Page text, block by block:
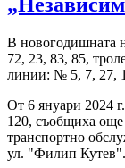
В новогодишната
72, 23, 83, 85,
линии: № 5, 7, 27,
От 6 януари 2024
120, съобщиха още
транспортно
ул. "Филип Кутев".